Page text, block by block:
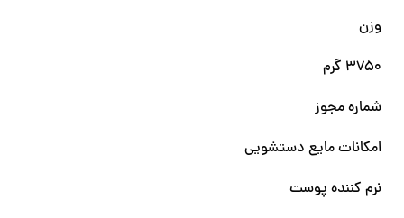
وزن
۳۷۵۰ گرم
شماره مجوز
امکانات مایع دستشویی
نرم کننده پوست